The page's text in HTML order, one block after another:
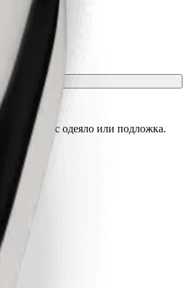
защитени с одеяло или подложка.